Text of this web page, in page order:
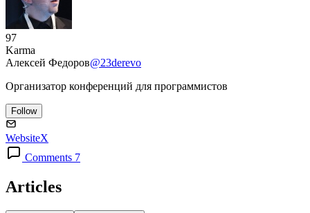
97
Karma
Алексей Федоров@23derevo
Организатор конференций для программистов
Follow
WebsiteX
Comments 7
Articles